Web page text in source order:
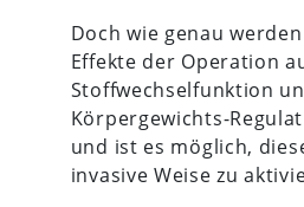
Doch wie genau
Effekte der Operation
Stoffwechselfunktion
Körpergewichts-
und ist es möglich,
invasive Weise zu